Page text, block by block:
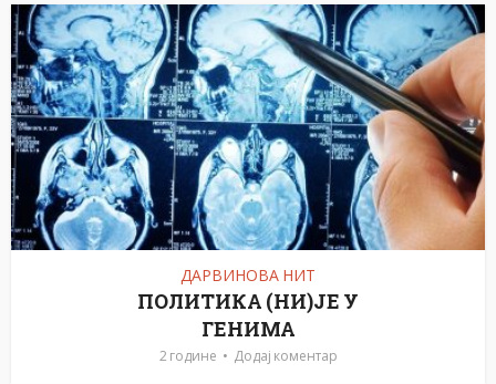
ДАРВИНОВА НИТ
ПОЛИТИКА (НИ)ЈЕ У
ГЕНИМА
2 године Додај коментар